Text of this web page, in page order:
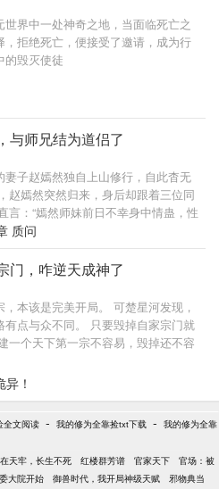
世界中一处神奇之地，当面临死亡之
，拒绝死亡，便接受了邀请，成为行
的毁灭使徒
与师兄结为道侣了
妻子赵嫣然独自上山修行，自此杳无
赵嫣然突然归来，身后却跟着三位同
言：“嫣然师妹前日不幸身中情蛊，性
三人为其解毒。如今，她已与我们
赵嫣然此次回来，并非为了破镜重
出和离，只给他一天时间决断。 深
入眠，原本宿于隔壁的赵嫣然却悄
身陷情蛊、身不由己，她心中仍念着
：“夫君可愿……随我一同上山修行？”
质问
门，咋逆天成神了
本该是完美开局。 可楚星河发现，
有点与众不同。 只要毁掉自家宗门就
一个天下第一宗不容易，毁掉还不容
都让宗门变得更强是几个意思？ 无
巅峰，楚星河看着在自己的“努力”下无
今日。 楚星河：“我要说我只想毁掉自
” 众人拜服，不破不立，果然昊天帝
们凡人可以参透的。
！
全文阅读 - 我的修为全靠捡txt下载 - 我的修为全靠
天牢，长生不死 红楼群芳谱 官家天下
官场：被
大院开始 御兽时代，我开局神级天赋
邪物典当